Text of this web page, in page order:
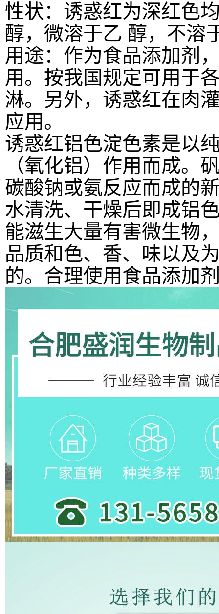
性状：诱惑红为深红色
醇，微溶于乙 醇，不溶
用途： 作为食品添加剂
用。按我国规定可用于
淋。另外，诱惑红在肉
应用。
诱惑红铝色淀色素是以
（氧化铝）作用而成。
碳酸钠或氨反应而成的
水清洗、干燥后即成铝
能滋生大量有害微生物
品质和色、香、味以及
的。合理使用食品添加